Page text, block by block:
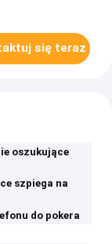
się teraz
oszukujące
szpiega na
do pokera